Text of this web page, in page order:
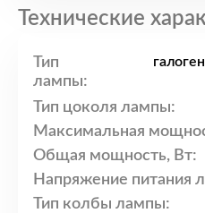
Технические
Тип
лампы:
Тип цоколя лампы:
Максимальная
Общая мощность, Вт:
Напряжение питания
Тип колбы лампы: